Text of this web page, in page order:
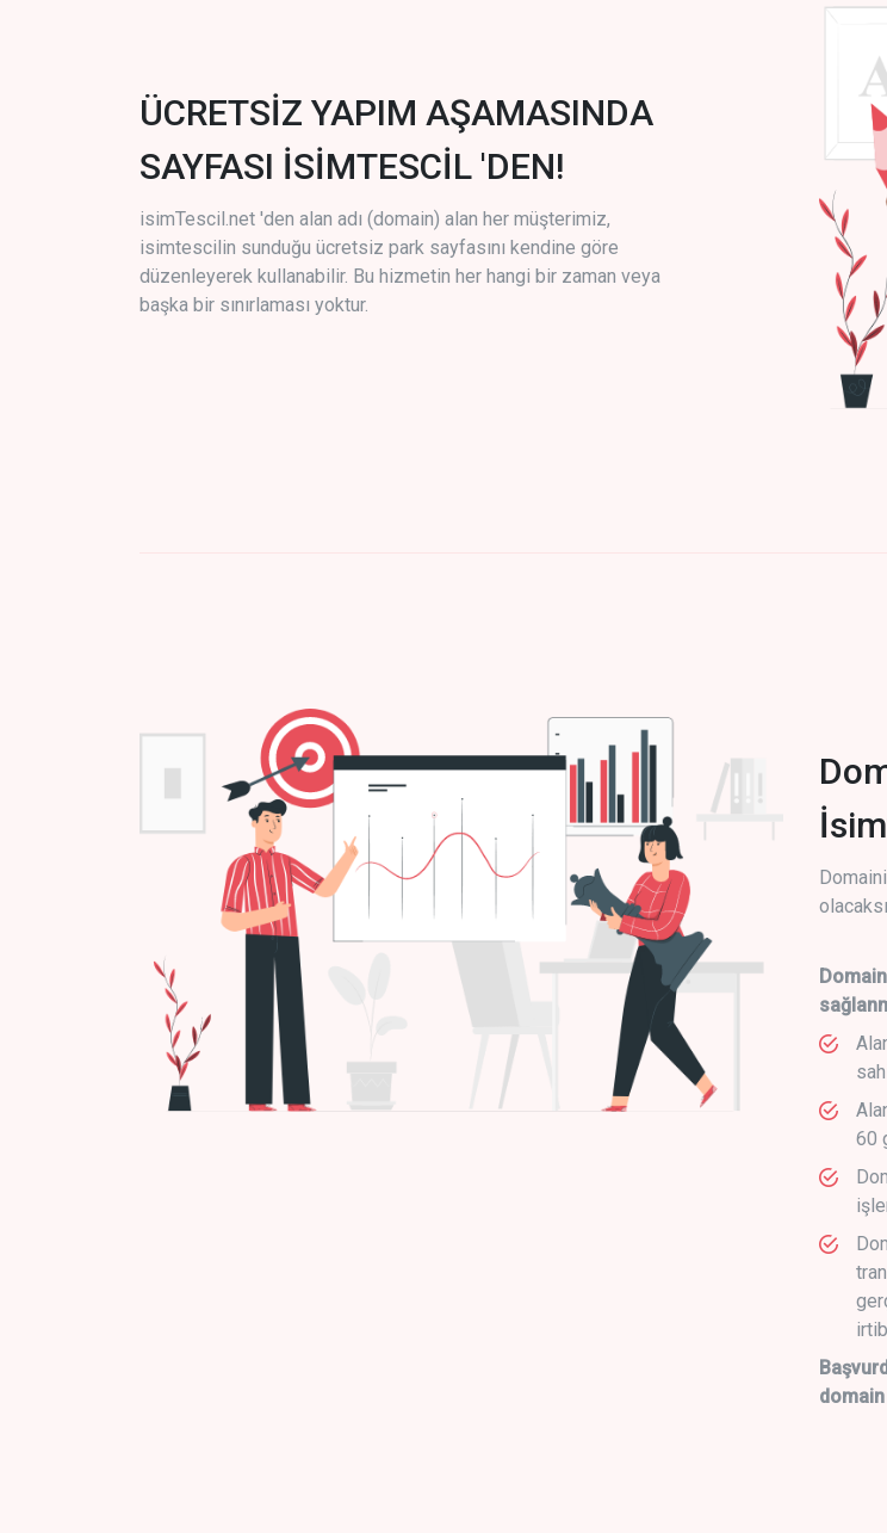
ÜCRETSİZ YAPIM AŞAMASINDA
SAYFASI İSİMTESCİL 'DEN!
isimTescil.net 'den alan adı (domain) alan her müşterimiz,
isimtescilin sunduğu ücretsiz park sayfasını kendine göre
düzenleyerek kullanabilir. Bu hizmetin her hangi bir zaman veya
başka bir sınırlaması yoktur.
60